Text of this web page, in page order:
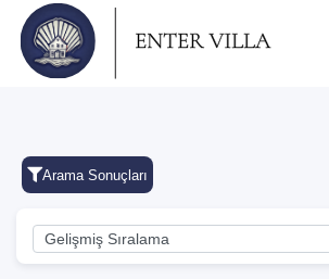
Arama Sonuçları